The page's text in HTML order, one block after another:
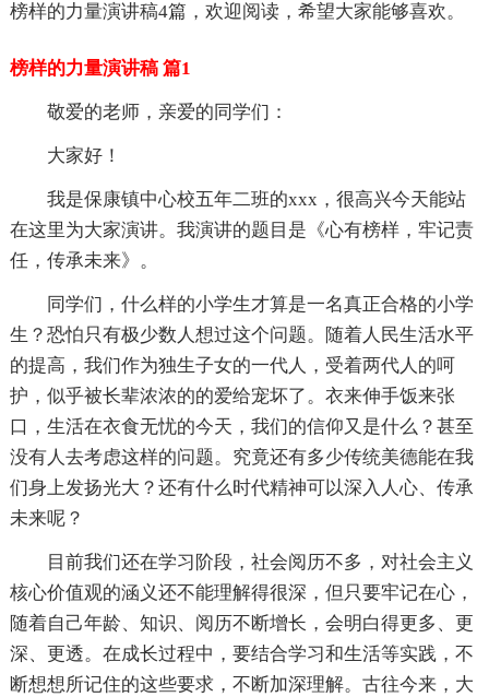
榜样的力量演讲稿4篇，欢迎阅读，希望大家能够喜欢。
榜样的力量演讲稿 篇1
敬爱的老师，亲爱的同学们：
大家好！
我是保康镇中心校五年二班的xxx，很高兴今天能站
在这里为大家演讲。我演讲的题目是《心有榜样，牢记责
任，传承未来》。
同学们，什么样的小学生才算是一名真正合格的小学
生？恐怕只有极少数人想过这个问题。随着人民生活水平
的提高，我们作为独生子女的一代人，受着两代人的呵
护，似乎被长辈浓浓的的爱给宠坏了。衣来伸手饭来张
口，生活在衣食无忧的今天，我们的信仰又是什么？甚至
没有人去考虑这样的问题。究竟还有多少传统美德能在我
们身上发扬光大？还有什么时代精神可以深入人心、传承
未来呢？
目前我们还在学习阶段，社会阅历不多，对社会主义
核心价值观的涵义还不能理解得很深，但只要牢记在心，
随着自己年龄、知识、阅历不断增长，会明白得更多、更
深、更透。在成长过程中，要结合学习和生活等实践，不
断想想所记住的这些要求，不断加深理解。古往今来，大